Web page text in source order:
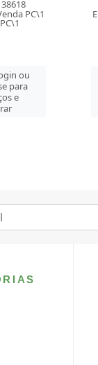
PC\1
ou
para
e